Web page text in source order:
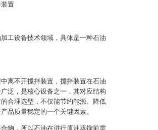
置
工设备技术领域，具体是一种石油
离不开搅拌装置，搅拌装置在石油
泛，是核心设备之一，其对应结构
合理选型，不仅能节约能源、降低
品质量稳定的一个关键因素。
物，所以石油在进行原油蒸馏前需